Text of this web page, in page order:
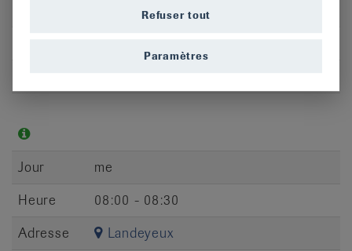
Jour
me
Heure
08:00 - 08:30
Adresse
Landeyeux
Refuser tout
Paramètres